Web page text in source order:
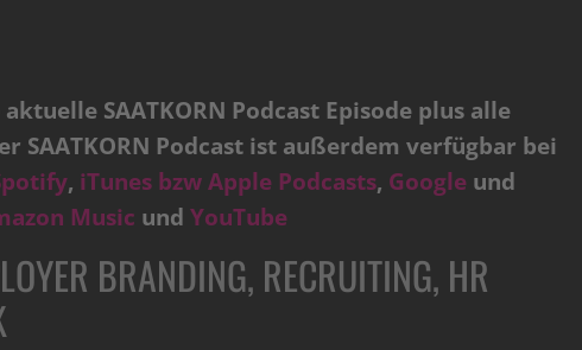
SAATKORN Podcast Episode plus alle
SAATKORN Podcast ist außerdem verfügbar bei
, iTunes bzw Apple Podcasts, Google und
Music und YouTube
BRANDING, RECRUITING, HR